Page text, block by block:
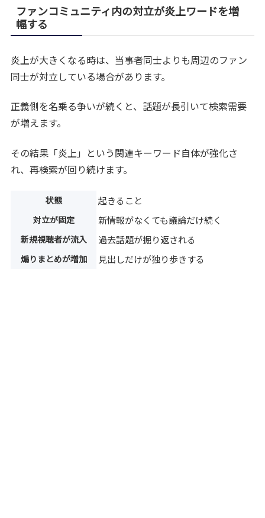
ファンコミュニティ内の対立が炎上ワードを増
幅する
炎上が大きくなる時は、当事者同士よりも周辺のファン
同士が対立している場合があります。
正義側を名乗る争いが続くと、話題が長引いて検索需要
が増えます。
その結果「炎上」という関連キーワード自体が強化さ
れ、再検索が回り続けます。
状態 起きること
対立が固定 新情報がなくても議論だけ続く
新規視聴者が流入 過去話題が掘り返される
煽りまとめが増加 見出しだけが独り歩きする